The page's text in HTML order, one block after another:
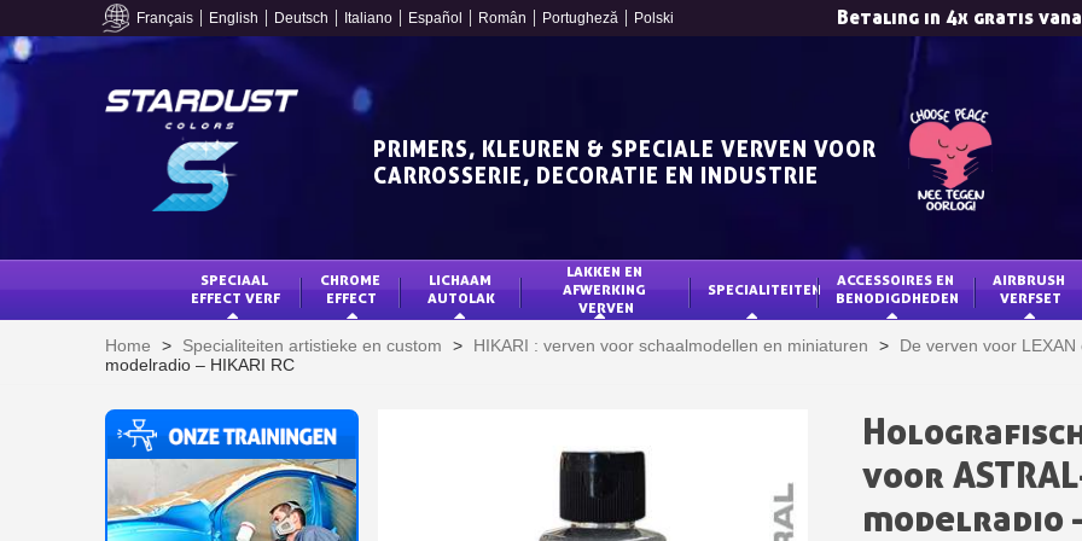
Français English Deutsch Italiano Español Român Portugheză Polski Betaling in 4x gratis
Schrijf je in voor
Levering binnen
Je online offerte
Deel je creaties en
Verzamel
PRIMERS, KLEUREN & SPECIALE VERVEN VOOR
CARROSSERIE, DECORATIE EN INDUSTRIE
SPECIAAL
EFFECT VERF
CHROME
EFFECT
LICHAAM
AUTOLAK
LAKKEN EN
AFWERKING
VERVEN
SPECIALITEITEN
ACCESSOIRES EN
BENODIGDHEDEN
AIRBRUSH
VERFSET
Home > Specialiteiten artistieke en custom > HIKARI : verven voor schaalmodellen en miniaturen > De verven voor
modelradio – HIKARI RC
voor
modelradio